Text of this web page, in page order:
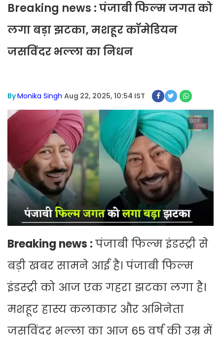
Breaking news : पंजाबी फिल्म जगत को
लगा बड़ा झटका, मशहूर कॉमेडियन
जसविंदर भल्ला का निधन
ByMonika Singh Aug 22, 2025, 10:54 IST
Breaking news :पंजाबी फिल्म इंडस्ट्री से
बड़ी खबर सामने आई है। पंजाबी फिल्म
इंडस्ट्री को आज एक गहरा झटका लगा है।
मशहूर हास्य कलाकार और अभिनेता
जसविंदर भल्ला का आज 65 वर्ष की उम्र में